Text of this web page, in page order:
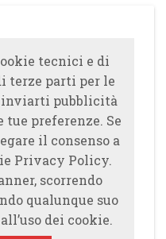
tecnici e di
terze parti per le
inviarti pubblicità
preferenze. Se
il consenso a
Privacy Policy.
scorrendo
qualunque suo
dei cookie.